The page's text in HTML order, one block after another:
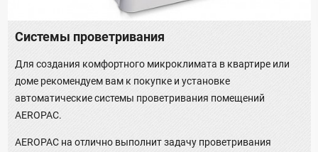
Системы проветривания
Для создания комфортного микроклимата в квартире или
доме рекомендуем вам к покупке и установке
автоматические системы проветривания помещений
AEROPAC.
AEROPAC на отлично выполнит задачу проветривания